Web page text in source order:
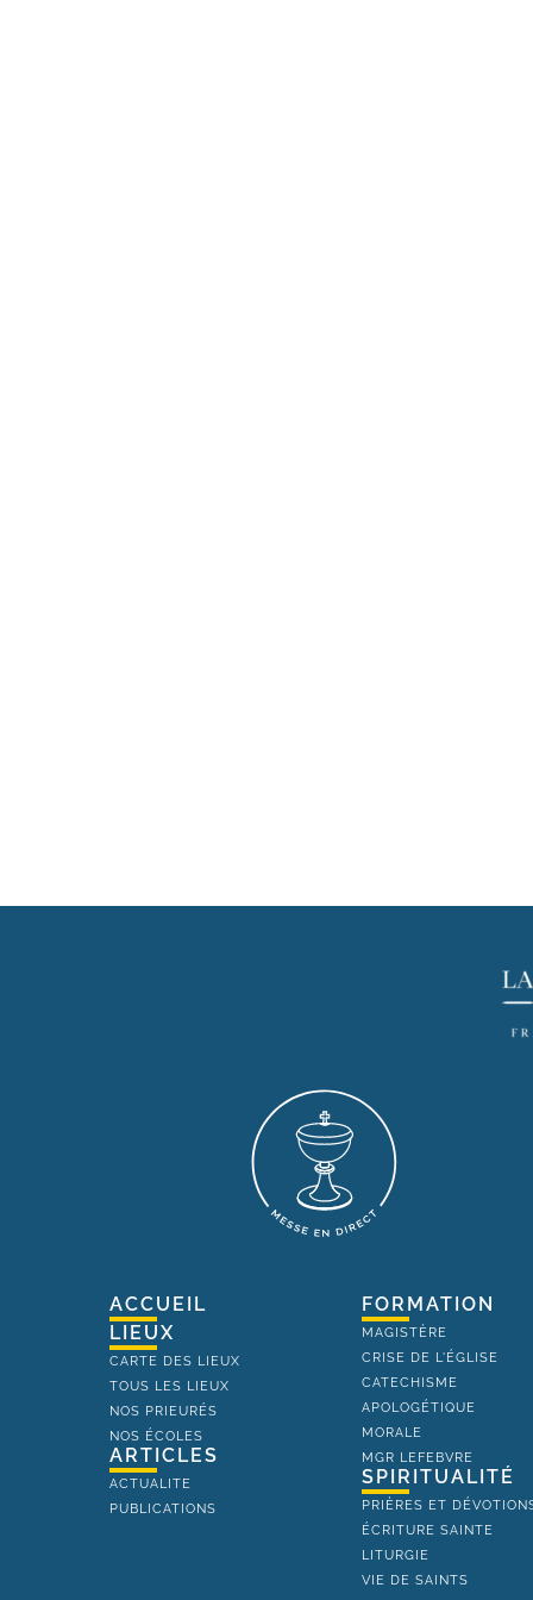
ACCUEIL
LIEUX
CARTE DES LIEUX
TOUS LES LIEUX
NOS PRIEURÉS
NOS ÉCOLES
ARTICLES
ACTUALITE
PUBLICATIONS
FORMATION
MAGISTÈRE
CRISE DE L'ÉGLISE
CATECHISME
APOLOGÉTIQUE
MORALE
MGR LEFEBVRE
SPIRITUALITÉ
PRIÈRES ET
ÉCRITURE SAINTE
LITURGIE
VIE DE SAINTS